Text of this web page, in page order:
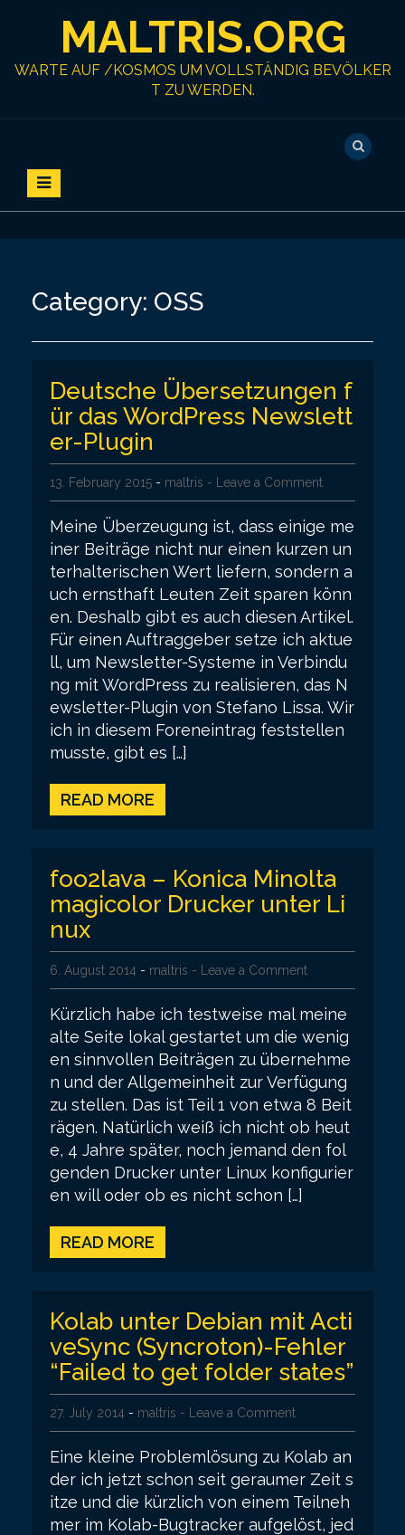
MALTRIS.ORG
WARTE AUF /KOSMOS UM VOLLSTÄNDIG BEVÖLKER
T ZU WERDEN.
Category: OSS
Deutsche Übersetzungen f
ür das WordPress Newslett
er-Plugin
13. February 2015 - maltris - Leave a Comment
Meine Überzeugung ist, dass einige me
iner Beiträge nicht nur einen kurzen un
terhalterischen Wert liefern, sondern a
uch ernsthaft Leuten Zeit sparen könn
en. Deshalb gibt es auch diesen Artikel.
Für einen Auftraggeber setze ich aktue
ll, um Newsletter-Systeme in Verbindu
ng mit WordPress zu realisieren, das N
ewsletter-Plugin von Stefano Lissa. Wir
ich in diesem Foreneintrag feststellen
musste, gibt es […]
READ MORE
foo2lava – Konica Minolta
magicolor Drucker unter Li
nux
6. August 2014 - maltris - Leave a Comment
Kürzlich habe ich testweise mal meine
alte Seite lokal gestartet um die wenig
en sinnvollen Beiträgen zu übernehme
n und der Allgemeinheit zur Verfügung
zu stellen. Das ist Teil 1 von etwa 8 Beit
rägen. Natürlich weiß ich nicht ob heut
e, 4 Jahre später, noch jemand den fol
genden Drucker unter Linux konfigurier
en will oder ob es nicht schon […]
READ MORE
Kolab unter Debian mit Acti
veSync (Syncroton)-Fehler
“Failed to get folder states”
27. July 2014 - maltris - Leave a Comment
Eine kleine Problemlösung zu Kolab an
der ich jetzt schon seit geraumer Zeit s
itze und die kürzlich von einem Teilneh
mer im Kolab-Bugtracker aufgelöst, jed